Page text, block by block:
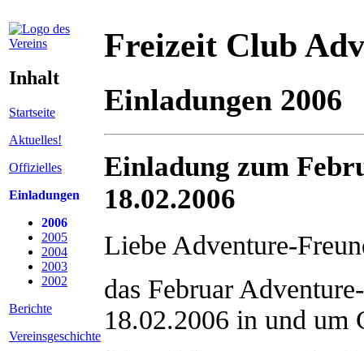
Inhalt
Startseite
Aktuelles!
Offizielles
Einladungen
2006
2005
2004
2003
2002
Berichte
Vereinsgeschichte
Freizeit Club
Einladungen 2006
Einladung zum
18.02.2006
Liebe Adventure-
das Februar
18.02.2006 in und um